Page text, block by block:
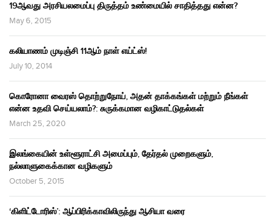
19ஆவது அரசியலமைப்பு திருத்தம் உண்மையில் சாதித்தது என்ன?
May 6, 2015
கலியாணம் முடிஞ்சி 11ஆம் நாள் எய்ட்ஸ்!
July 10, 2014
கொரோனா வைரஸ் தொற்றுநோய், அதன் தாக்கங்கள் மற்றும் நீங்கள்
என்ன உதவி செய்யலாம்?: சுருக்கமான வழிகாட்டுதல்கள்
March 25, 2020
இலங்கையின் உள்ளூராட்சி அமைப்பும், தேர்தல் முறைகளும்,
நல்லாளுகைக்கான வழிகளும்
October 5, 2015
‘கிளிட்டோரிஸ்’: ஆப்பிரிக்காவிலிருந்து ஆசியா வரை